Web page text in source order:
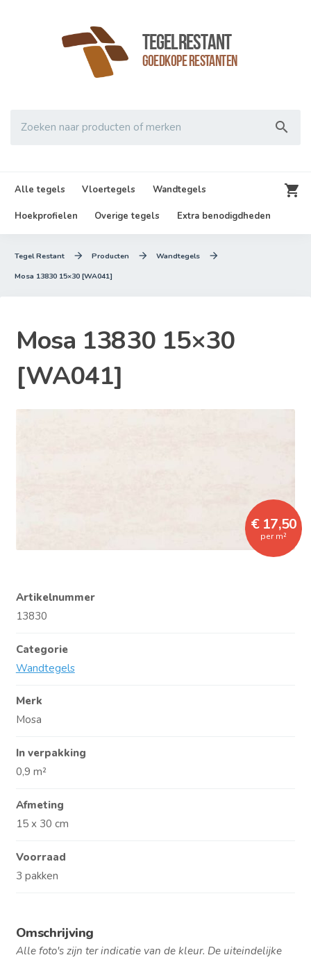
TegelRestant
Goedkope Restanten

Zoeken naar producten of merken
Alle tegels Vloertegels Wandtegels
Hoekprofielen Overige tegels Extra benodigdheden

Tegel Restant  Producten  Wandtegels 
Mosa 13830 15×30 [WA041]
Mosa 13830 15×30
[WA041]
€ 17,50
per m²
Artikelnummer
13830
Categorie
Wandtegels
Merk
Mosa
In verpakking
0,9 m²
Afmeting
15 x 30 cm
Voorraad
3 pakken
Omschrijving
Alle foto's zijn ter indicatie van de kleur. De uiteindelijke